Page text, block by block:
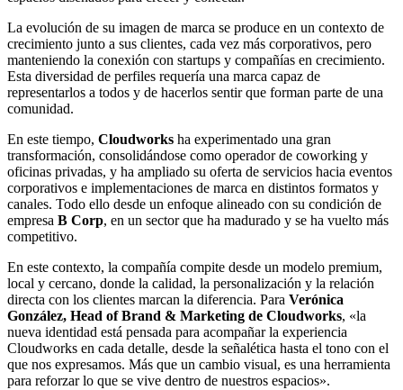
La evolución de su imagen de marca se produce en un contexto de
crecimiento junto a sus clientes, cada vez más corporativos, pero
manteniendo la conexión con startups y compañías en crecimiento.
Esta diversidad de perfiles requería una marca capaz de
representarlos a todos y de hacerlos sentir que forman parte de una
comunidad.
En este tiempo, Cloudworks ha experimentado una gran
transformación, consolidándose como operador de coworking y
oficinas privadas, y ha ampliado su oferta de servicios hacia eventos
corporativos e implementaciones de marca en distintos formatos y
canales. Todo ello desde un enfoque alineado con su condición de
empresa B Corp, en un sector que ha madurado y se ha vuelto más
competitivo.
En este contexto, la compañía compite desde un modelo premium,
local y cercano, donde la calidad, la personalización y la relación
directa con los clientes marcan la diferencia. Para Verónica
González, Head of Brand & Marketing de Cloudworks, «la
nueva identidad está pensada para acompañar la experiencia
Cloudworks en cada detalle, desde la señalética hasta el tono con el
que nos expresamos. Más que un cambio visual, es una herramienta
para reforzar lo que se vive dentro de nuestros espacios».